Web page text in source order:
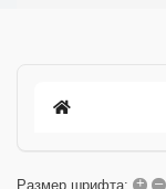
Размер шрифта: + –